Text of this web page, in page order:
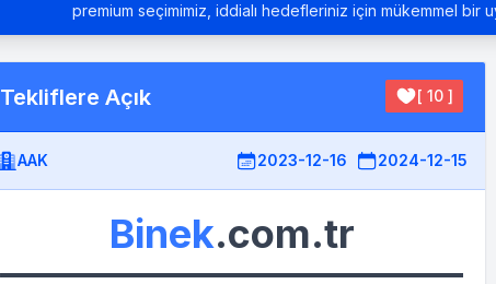
premium seçimimiz, iddialı hedefleriniz için mükemmel bir
Tekliflere Açık [ 10 ]
AAK 2023-12-16 2024-12-15
Binek.com.tr